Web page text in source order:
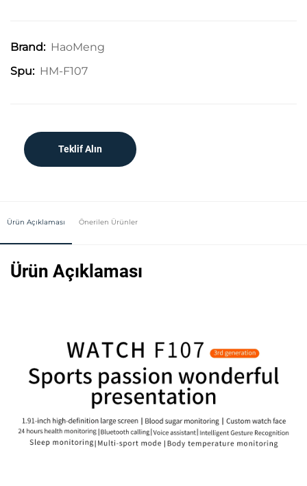
Brand: HaoMeng
Spu: HM-F107
Teklif Alın
Ürün Açıklaması Önerilen Ürünler
Ürün Açıklaması